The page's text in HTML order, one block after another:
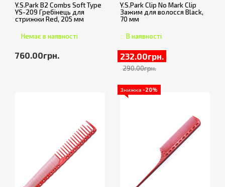
Y.S.Park B2 Combs Soft Type
YS-209 Гребінець для
стрижки Red, 205 мм
Немає в наявності
760.00грн.
Y.S.Park Clip No Mark Clip
Зажим для волосся Black,
70 мм
В наявності
232.00грн.
290.00грн.
Знижка -20%